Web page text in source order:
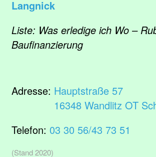
Langnick
Liste: Was erledige ich Wo –
Baufinanzierung
Adresse: Hauptstraße 57
16348 Wandlitz OT
Telefon: 03 30 56/43 73 51
(Stand 2020)